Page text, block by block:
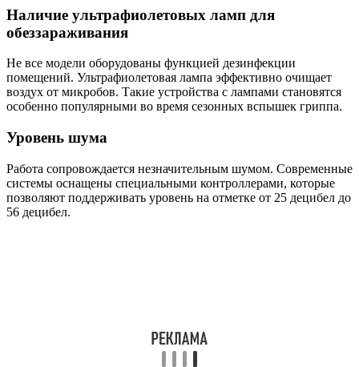
Наличие ультрафиолетовых ламп для
обеззараживания
Не все модели оборудованы функцией дезинфекции
помещений. Ультрафиолетовая лампа эффективно очищает
воздух от микробов. Такие устройства с лампами становятся
особенно популярными во время сезонных вспышек гриппа.
Уровень шума
Работа сопровождается незначительным шумом. Современные
системы оснащены специальными контроллерами, которые
позволяют поддерживать уровень на отметке от 25 децибел до
56 децибел.